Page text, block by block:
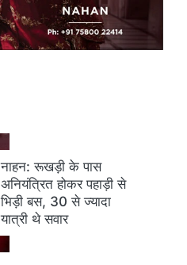
नाहन: रूखड़ी के पास
अनियंत्रित होकर पहाड़ी से
भिड़ी बस, 30 से ज्यादा
यात्री थे सवार